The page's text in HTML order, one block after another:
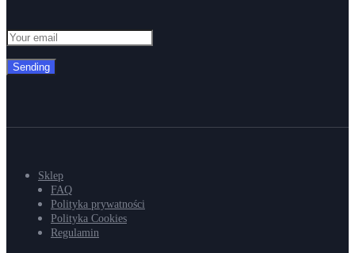
Sending
Sklep
FAQ
Polityka prywatności
Polityka Cookies
Regulamin